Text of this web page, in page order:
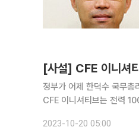
[사설] CFE 이니셔
정부가 어제 한덕수 국무총
CFE 이니셔티브는 전력
2023-10-20 05:00